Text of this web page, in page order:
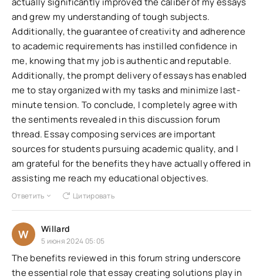
and grew my understanding of tough subjects.
Additionally, the guarantee of creativity and adherence
to academic requirements has instilled confidence in
me, knowing that my job is authentic and reputable.
Additionally, the prompt delivery of essays has enabled
me to stay organized with my tasks and minimize last-
minute tension. To conclude, I completely agree with
the sentiments revealed in this discussion forum
thread. Essay composing services are important
sources for students pursuing academic quality, and I
am grateful for the benefits they have actually offered in
assisting me reach my educational objectives.
Ответить Цитировать
W Willard
5 июня 2024 05:05
The benefits reviewed in this forum string underscore
the essential role that essay creating solutions play in